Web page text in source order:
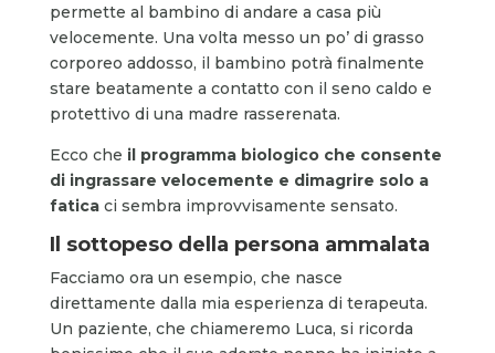
permette al bambino di andare a casa più
velocemente. Una volta messo un po’ di grasso
corporeo addosso, il bambino potrà finalmente
stare beatamente a contatto con il seno caldo e
protettivo di una madre rasserenata.
Ecco che il programma biologico che consente
di ingrassare velocemente e dimagrire solo a
faticaci sembra improvvisamente sensato.
Il sottopeso della persona ammalata
Facciamo ora un esempio, che nasce
direttamente dalla mia esperienza di terapeuta.
Un paziente, che chiameremo Luca, si ricorda